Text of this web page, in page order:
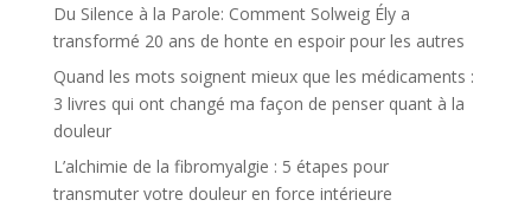
Du Silence à la Parole: Comment Solweig Ély a
transformé 20 ans de honte en espoir pour les autres
Quand les mots soignent mieux que les médicaments :
3 livres qui ont changé ma façon de penser quant à la
douleur
L’alchimie de la fibromyalgie : 5 étapes pour
transmuter votre douleur en force intérieure